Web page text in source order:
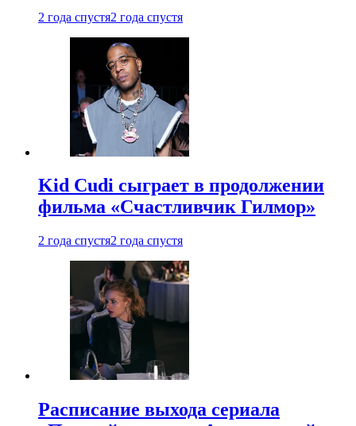
2 года спустя2 года спустя
Kid Cudi сыграет в продолжении
фильма «Счастливчик Гилмор»
2 года спустя2 года спустя
Расписание выхода сериала